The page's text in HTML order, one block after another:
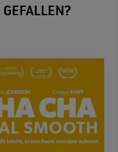
GEFALLEN?